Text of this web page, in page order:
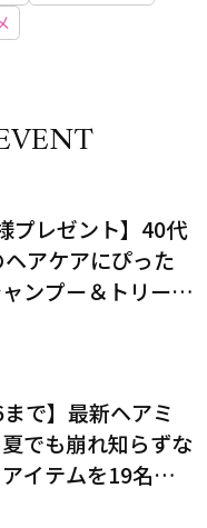
プレゼント】40代
アケアにぴった
ンプー＆トリート
まで】最新ヘアミ
でも崩れ知らずな
イテムを19名様